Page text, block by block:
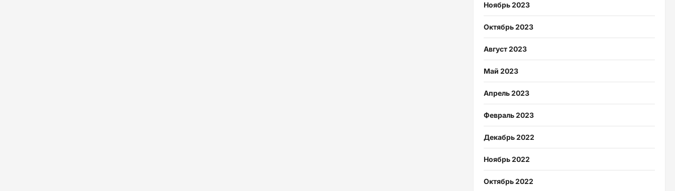
Ноябрь 2023
Октябрь 2023
Август 2023
Май 2023
Апрель 2023
Февраль 2023
Декабрь 2022
Ноябрь 2022
Октябрь 2022